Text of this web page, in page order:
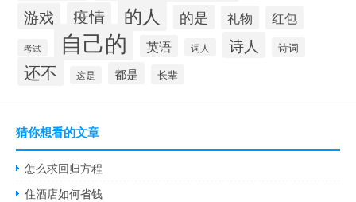
游戏 疫情 的人 的是 礼物 红包
考试 自己的 英语 词人 诗人 诗词
还不 这是 都是 长辈
猜你想看的文章
怎么求回归方程
住酒店如何省钱